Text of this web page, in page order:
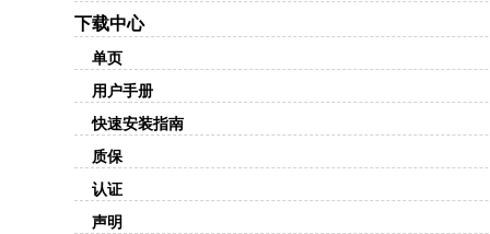
下载中心
单页
用户手册
快速安装指南
质保
认证
声明